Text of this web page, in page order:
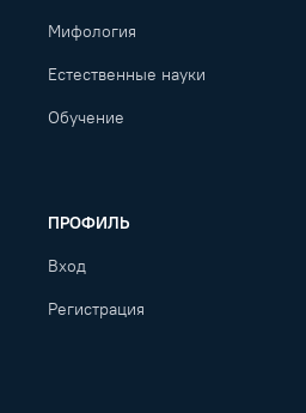
Мифология
Естественные науки
Обучение
ПРОФИЛЬ
Вход
Регистрация